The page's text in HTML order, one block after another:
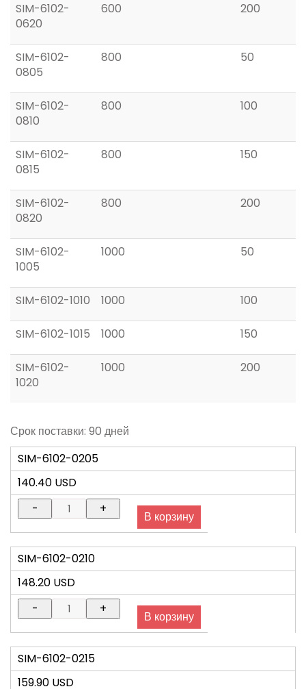
SIM-6102-
0620
600 200
SIM-6102-
0805
800 50
SIM-6102-
0810
800 100
SIM-6102-
0815
800 150
SIM-6102-
0820
800 200
SIM-6102-
1005
1000 50
SIM-6102-1010 1000 100
SIM-6102-1015 1000 150
SIM-6102-
1020
1000 200
Срок поставки: 90 дней
SIM-6102-0205
140.40 USD
SIM-6102-0210
148.20 USD
SIM-6102-0215
159.90 USD